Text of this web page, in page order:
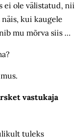
ei ole välistatud, nii
näis, kui kaugele
mu mõrva siis …
vastukaja
tuleks